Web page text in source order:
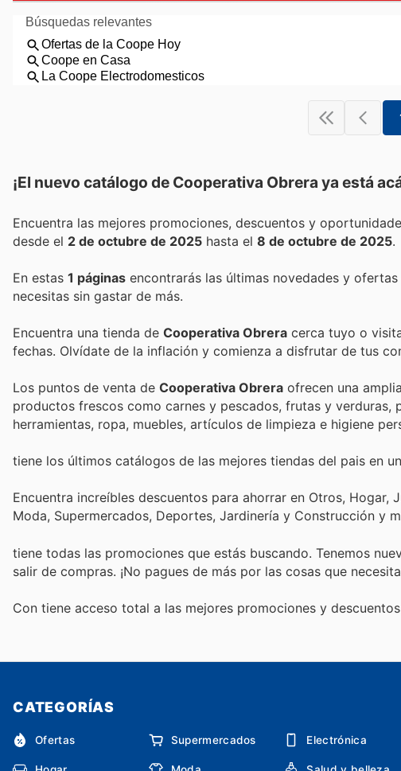
¡El nuevo catálogo de Cooperativa Obrera ya está
desde el 2 de octubre de 2025 hasta el 8 de octubre de 2025.
En estas 1 páginas encontrarás las últimas novedades y ofertas
necesitas sin gastar de más.
Encuentra una tienda de Cooperativa Obrera cerca tuyo o
fechas. Olvídate de la inflación y comienza a disfrutar de tus
Los puntos de venta de Cooperativa Obrera ofrecen una
productos frescos como carnes y pescados, frutas y verduras,
herramientas, ropa, muebles, artículos de limpieza e higiene
tiene los últimos catálogos de las mejores tiendas del pais en
Encuentra increíbles descuentos para ahorrar en Otros,
Moda, Supermercados, Deportes, Jardinería y Construcción y
tiene todas las promociones que estás buscando. Tenemos
salir de compras. ¡No pagues de más por las cosas que
Con tiene acceso total a las mejores promociones y
CATEGORÍAS
Ofertas Supermercados Electrónica